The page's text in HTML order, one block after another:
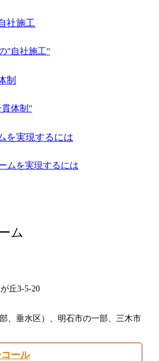
"自社施工"
体制"
ムを実現するには
ム
丘3-5-20
、垂水区）、明石市の一部、三木市
ール